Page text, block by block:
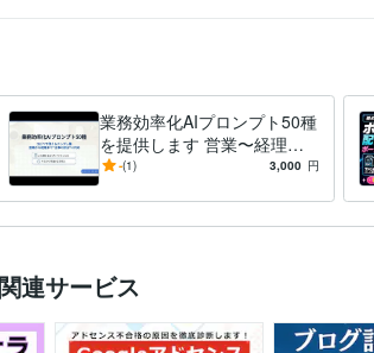
業務効率化AIプロンプト50種
を提供します 営業〜経理ま
で使えるコピペできるテンプ
-(1) 3,000 円
連サービス